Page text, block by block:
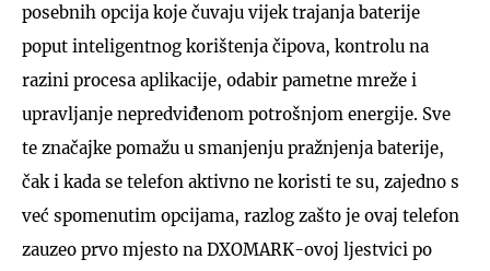
posebnih opcija koje čuvaju vijek trajanja baterije
poput inteligentnog korištenja čipova, kontrolu na
razini procesa aplikacije, odabir pametne mreže i
upravljanje nepredviđenom potrošnjom energije. Sve
te značajke pomažu u smanjenju pražnjenja baterije,
čak i kada se telefon aktivno ne koristi te su, zajedno s
već spomenutim opcijama, razlog zašto je ovaj telefon
zauzeo prvo mjesto na DXOMARK-ovoj ljestvici po